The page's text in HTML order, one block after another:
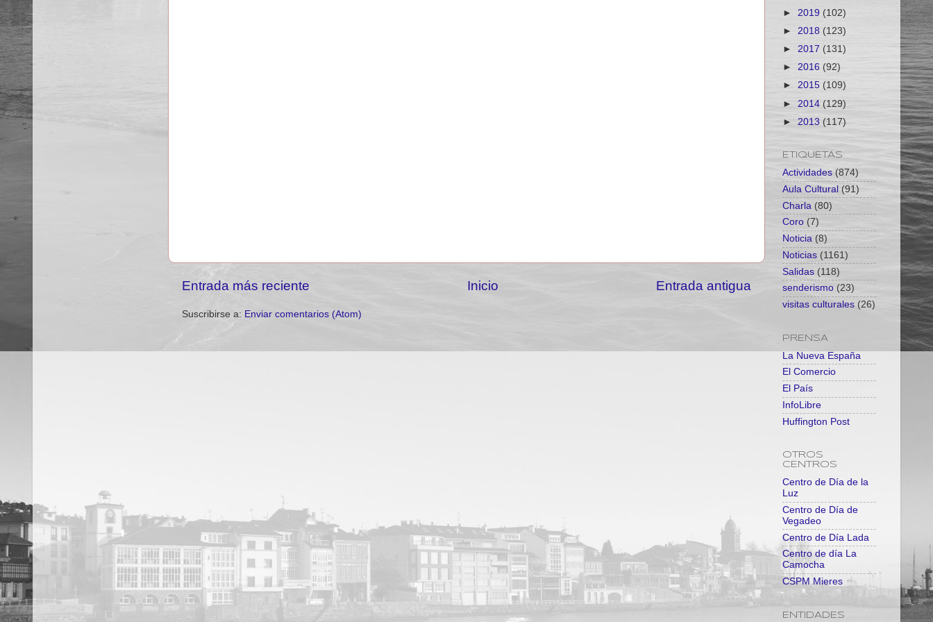
Entrada más reciente Entrada antigua
Inicio
Suscribirse a: Enviar comentarios (Atom)
► 2019 (102)
► 2018 (123)
► 2017 (131)
► 2016 (92)
► 2015 (109)
► 2014 (129)
► 2013 (117)
ETIQUETAS
Actividades (874)
Aula Cultural (91)
Charla (80)
Coro (7)
Noticia (8)
Noticias (1161)
Salidas (118)
senderismo (23)
visitas culturales (26)
PRENSA
La Nueva España
El Comercio
El País
InfoLibre
Huffington Post
OTROS
CENTROS
Centro de Día de la
Luz
Centro de Día de
Vegadeo
Centro de Día Lada
Centro de día La
Camocha
CSPM Mieres
ENTIDADES